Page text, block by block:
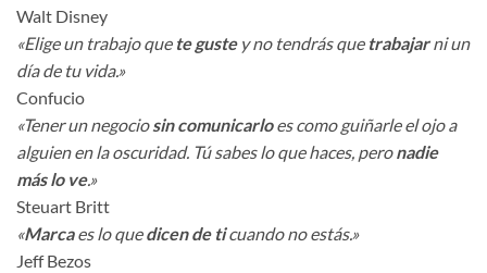
Walt Disney
«Elige un trabajo que te gustey no tendrás que trabajarni un
día de tu vida.»
Confucio
«Tener un negociosin comunicarloes como guiñarle el ojo a
alguien en la oscuridad. Tú sabes lo que haces, peronadie
más lo ve.»
Steuart Britt
«Marcaes lo quedicen de ticuando no estás.»
Jeff Bezos